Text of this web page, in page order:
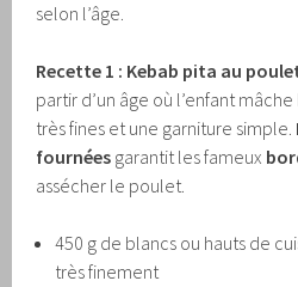
selon l’âge.
Recette 1 : Kebab pita au
partir d’un âge où l’enfant
très fines et une garniture simple.
fournées garantit les fameux
assécher le poulet.
450 g de blancs ou hauts de
très finement